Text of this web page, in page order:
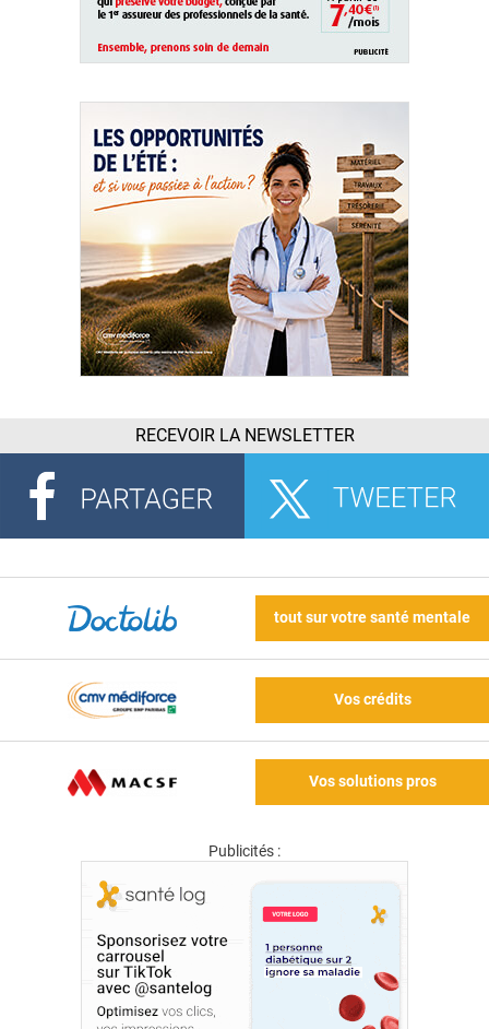
RECEVOIR LA NEWSLETTER
tout sur votre santé mentale
Vos crédits
Vos solutions pros
Publicités :